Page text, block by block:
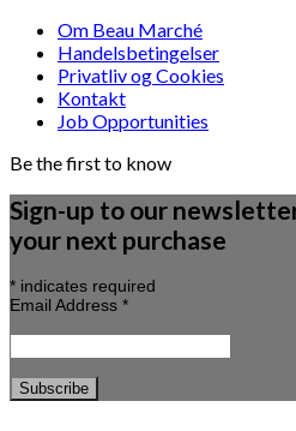
Om Beau Marché
Handelsbetingelser
Privatliv og Cookies
Kontakt
Job Opportunities
Be the first to know
Sign-up to our
your next purchase
* indicates required
Email Address *